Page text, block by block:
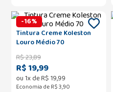
-16%
Tintura Creme Koleston
Louro Médio 70
R$23,89
R$ 19,99
ou1x deR$19,99
Economia de R$ 3,90